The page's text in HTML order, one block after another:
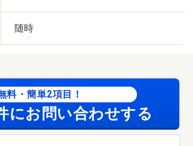
随時
料・簡単2項目！
にお問い合わせする